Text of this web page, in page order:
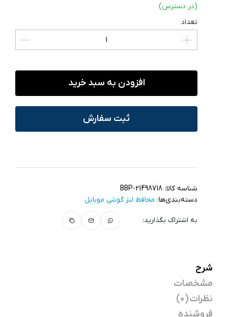
(در دسترس)
تعداد
افزودن به سبد خرید
ثبت سفارش
شناسه کالا: BBP-21498718
دسته‌بندی‌ها: محافظ لنز گوشی موبایل
به اشتراک بگذارید:
شرح
مشخصات
نظرات (0)
فروشنده